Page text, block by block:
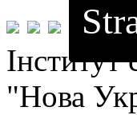
Інститут
"Нова